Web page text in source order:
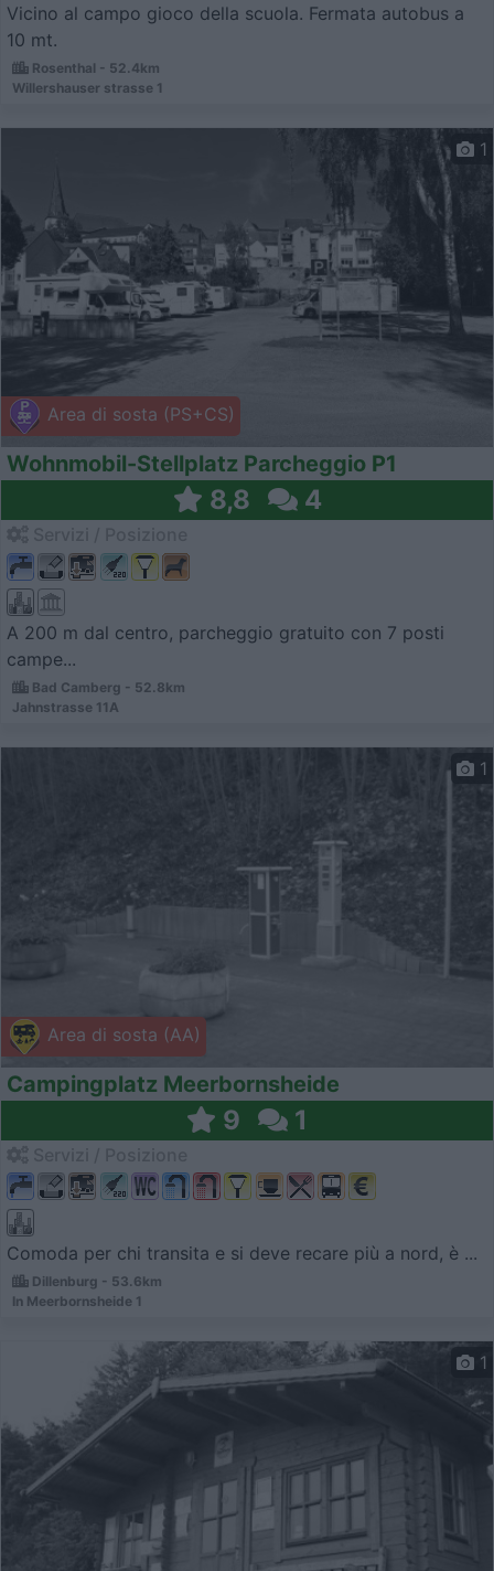
Vicino al campo gioco della scuola. Fermata autobus a
10 mt.
Rosenthal - 52.4km
Willershauser strasse 1
Area di sosta (PS+CS)
1
Wohnmobil-Stellplatz Parcheggio P1
8,8 4
A 200 m dal centro, parcheggio gratuito con 7 posti
campe...
Bad Camberg - 52.8km
Jahnstrasse 11A
Area di sosta (AA)
1
Campingplatz Meerbornsheide
9 1
Comoda per chi transita e si deve recare più a nord, è ...
Dillenburg - 53.6km
In Meerbornsheide 1
1